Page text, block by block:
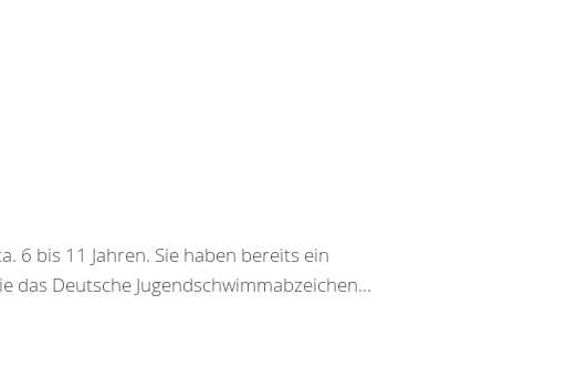
6 bis 11 Jahren. Sie haben bereits ein
das Deutsche Jugendschwimmabzeichen...